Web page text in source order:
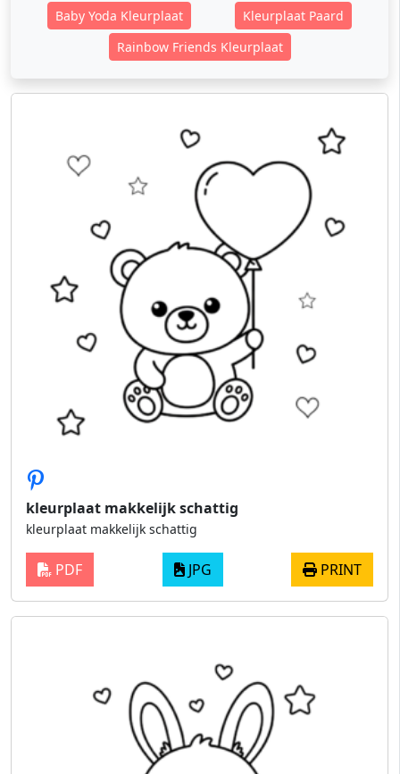
Baby Yoda Kleurplaat
Kleurplaat Paard
Rainbow Friends Kleurplaat
kleurplaat makkelijk schattig​
kleurplaat makkelijk schattig​
PDF JPG PRINT